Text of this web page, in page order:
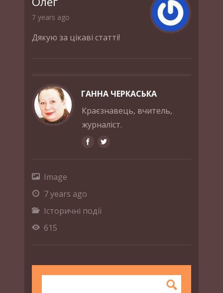
7 years ago
Дякую за цікаві статті!
ГАННА ЧЕРКАСЬКА
Краєзнавець, вчитель,
журналіст.
Image
7 years ago
Історичні події
615